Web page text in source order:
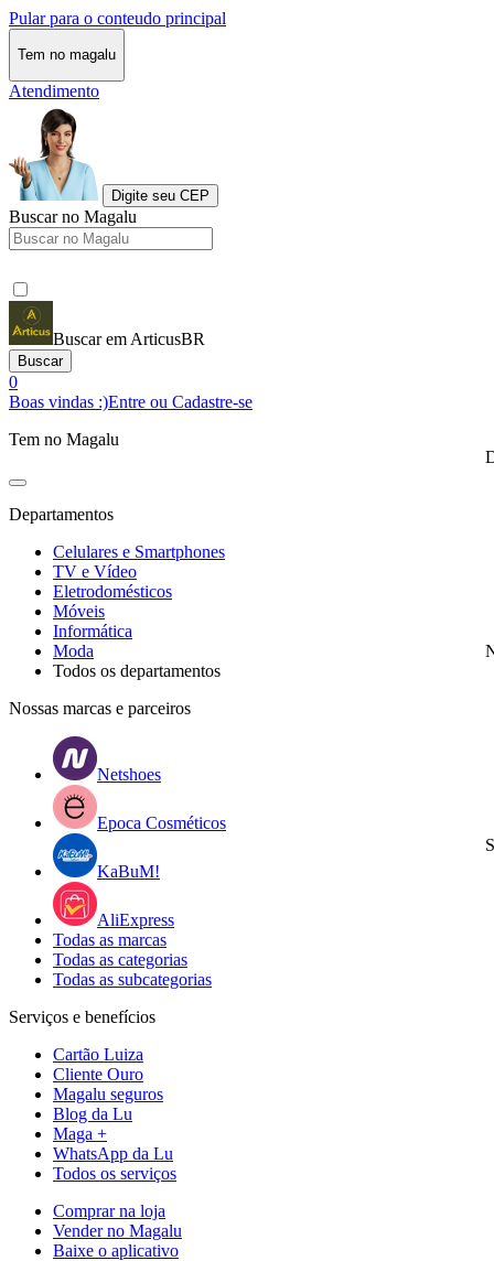
Pular para o conteudo principal
Tem no magalu
Atendimento
Digite seu CEP
Buscar no Magalu
Buscar em ArticusBR
Buscar
0
Boas vindas :)Entre ou Cadastre-se
Tem no Magalu
Departamentos
Celulares e Smartphones
TV e Vídeo
Eletrodomésticos
Móveis
Informática
Moda
Todos os departamentos
Nossas marcas e parceiros
Netshoes
Epoca Cosméticos
KaBuM!
AliExpress
Todas as marcas
Todas as categorias
Todas as subcategorias
Serviços e benefícios
Cartão Luiza
Cliente Ouro
Magalu seguros
Blog da Lu
Maga +
WhatsApp da Lu
Todos os serviços
Comprar na loja
Vender no Magalu
Baixe o aplicativo